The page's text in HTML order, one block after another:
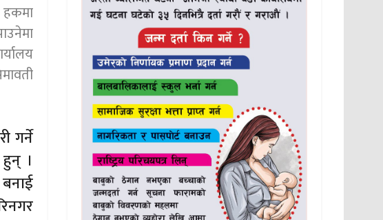
हकमा
गर्ने
।